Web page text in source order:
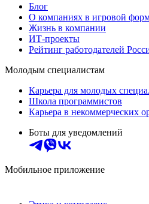
Блог
О компаниях в игровой
Жизнь в компании
ИТ-проекты
Рейтинг работодателей
Молодым специалистам
Карьера для молодых
Школа программистов
Карьера в некоммерческих
Боты для уведомлений
Мобильное приложение